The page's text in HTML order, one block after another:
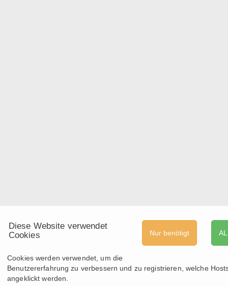
Nur benötigt
Diese Website verwendet
Cookies
Cookies werden verwendet, um die
Benutzererfahrung zu verbessern und zu registrieren, welche
angeklickt werden.